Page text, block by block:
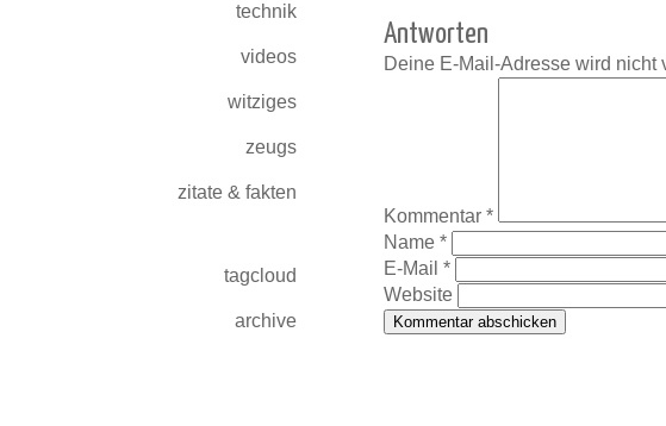
technik
videos
witziges
zeugs
zitate & fakten
tagcloud
archive
Antworten
Deine E-Mail-Adresse wird nicht
Kommentar *
Name *
E-Mail *
Website